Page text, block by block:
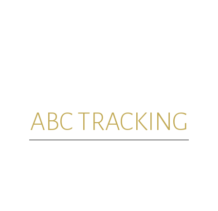
ABC TRACKING